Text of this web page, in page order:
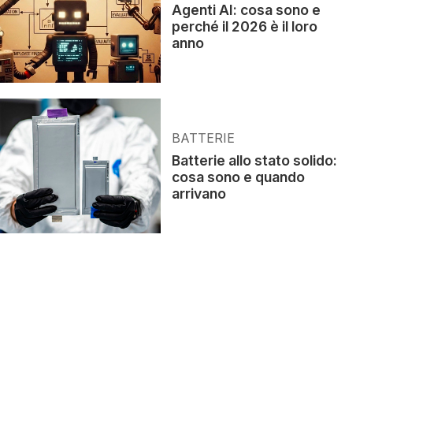
Agenti AI: cosa sono e
perché il 2026 è il loro
anno
BATTERIE
Batterie allo stato solido:
cosa sono e quando
arrivano